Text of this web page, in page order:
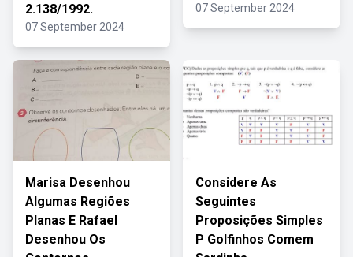
2.138/1992.
07 September 2024
07 September 2024
Marisa Desenhou
Algumas Regiões
Planas E Rafael
Desenhou Os
Considere As
Seguintes
Proposições Simples
P Golfinhos Comem